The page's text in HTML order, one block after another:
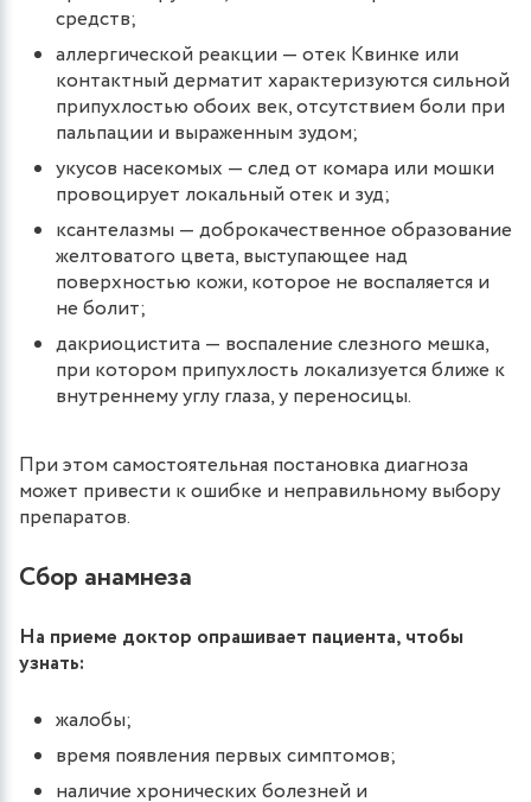
средств;
аллергической реакции — отек Квинке или
контактный дерматит характеризуются сильной
припухлостью обоих век, отсутствием боли при
пальпации и выраженным зудом;
укусов насекомых — след от комара или мошки
провоцирует локальный отек и зуд;
ксантелазмы — доброкачественное образование
желтоватого цвета, выступающее над
поверхностью кожи, которое не воспаляется и
не болит;
дакриоцистита — воспаление слезного мешка,
при котором припухлость локализуется ближе к
внутреннему углу глаза, у переносицы.
При этом самостоятельная постановка диагноза
может привести к ошибке и неправильному выбору
препаратов.
Сбор анамнеза
На приеме доктор опрашивает пациента, чтобы
узнать:
жалобы;
время появления первых симптомов;
наличие хронических болезней и